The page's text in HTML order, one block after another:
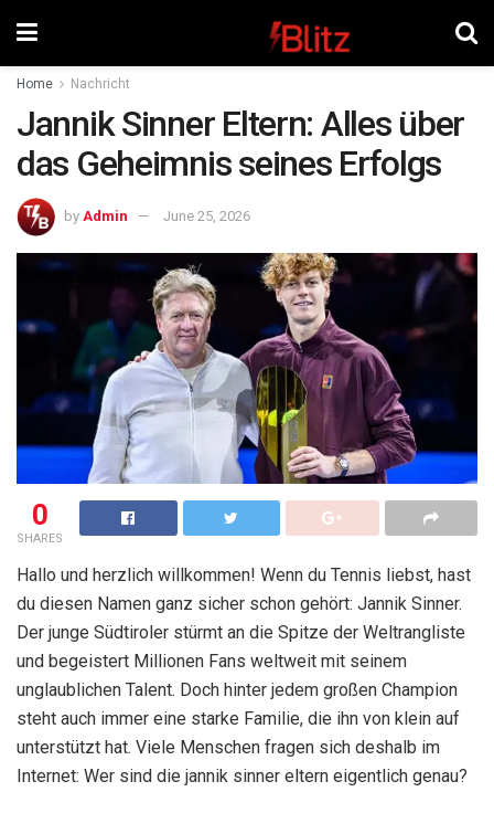
Home Nachricht
Jannik Sinner Eltern: Alles über
das Geheimnis seines Erfolgs
by Admin June 25, 2026
0
SHARES
Hallo und herzlich willkommen! Wenn du Tennis liebst, hast
du diesen Namen ganz sicher schon gehört: Jannik Sinner.
Der junge Südtiroler stürmt an die Spitze der Weltrangliste
und begeistert Millionen Fans weltweit mit seinem
unglaublichen Talent. Doch hinter jedem großen Champion
steht auch immer eine starke Familie, die ihn von klein auf
unterstützt hat. Viele Menschen fragen sich deshalb im
Internet: Wer sind die jannik sinner eltern eigentlich genau?